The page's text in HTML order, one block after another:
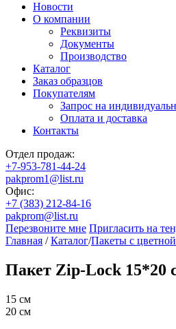
Новости
О компании
Реквизиты
Документы
Производство
Каталог
Заказ образцов
Покупателям
Запрос на
Оплата и доставка
Контакты
Отдел продаж:
+7-953-781-44-24
pakprom1@list.ru
Офис:
+7 (383) 212-84-16
pakprom@list.ru
Перезвоните мне Пригласить на
Главная / Каталог/Пакеты с
Пакет Zip-Lock 15*20
15 см
20 см